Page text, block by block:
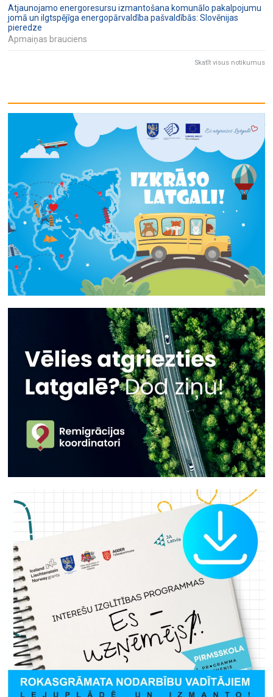
Atjaunojamo energoresursu izmantošana komunālo pakalpojumu
jomā un ilgtspējīga energopārvaldība pašvaldībās: Slovēnijas
pieredze
Apmaiņas brauciens
Skatīt visus notikumus